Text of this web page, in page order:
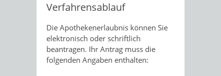
Verfahrensablauf
Die Apothekenerlaubnis können Sie
elektronisch oder schriftlich
beantragen. Ihr Antrag muss die
folgenden Angaben enthalten: